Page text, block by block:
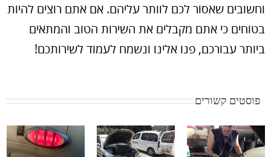
וחשובים שאסור לכם לוותר עליהם. אם אתם רוצים להיות
בטוחים כי אתם מקבלים את השירות הטוב והמתאים
ביותר עבורכם, פנו אלינו ונשמח לעמוד לשירותכם!
פוסטים קשורים